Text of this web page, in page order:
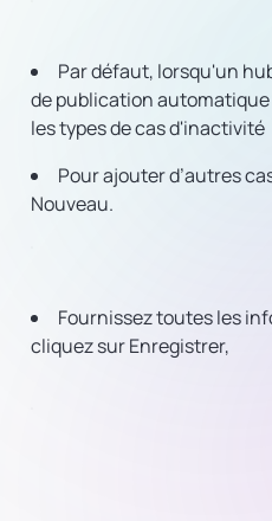
Par défaut, lorsqu'un
de publication
les types de cas d'inactivité
Pour ajouter d’autres
Nouveau.
Fournissez toutes les
cliquez sur Enregistrer,